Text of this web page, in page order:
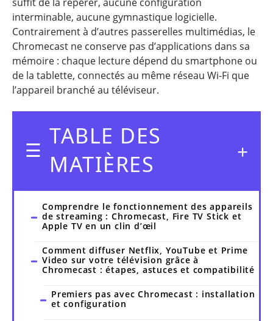
interminable, aucune gymnastique logicielle.
Contrairement à d’autres passerelles multimédias, le
Chromecast ne conserve pas d’applications dans sa
mémoire : chaque lecture dépend du smartphone ou
de la tablette, connectés au même réseau Wi-Fi que
l’appareil branché au téléviseur.
TABLE DES
MATIÈRES
Comprendre le fonctionnement des appareils
de streaming : Chromecast, Fire TV Stick et
Apple TV en un clin d’œil
Comment diffuser Netflix, YouTube et Prime
Video sur votre télévision grâce à
Chromecast : étapes, astuces et compatibilité
Premiers pas avec Chromecast : installation
et configuration